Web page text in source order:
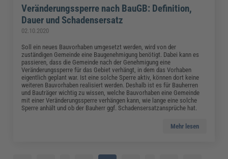
Veränderungssperre nach BauGB: Definition,
Dauer und Schadensersatz
02.10.2020
Soll ein neues Bauvorhaben umgesetzt werden, wird von der
zuständigen Gemeinde eine Baugenehmigung benötigt. Dabei kann es
passieren, dass die Gemeinde nach der Genehmigung eine
Veränderungssperre für das Gebiet verhängt, in dem das Vorhaben
eigentlich geplant war. Ist eine solche Sperre aktiv, können dort keine
weiteren Bauvorhaben realisiert werden. Deshalb ist es für Bauherren
und Bauträger wichtig zu wissen, welche Bauvorhaben eine Gemeinde
mit einer Veränderungssperre verhängen kann, wie lange eine solche
Sperre anhält und ob der Bauherr ggf. Schadensersatzansprüche hat.
Mehr lesen